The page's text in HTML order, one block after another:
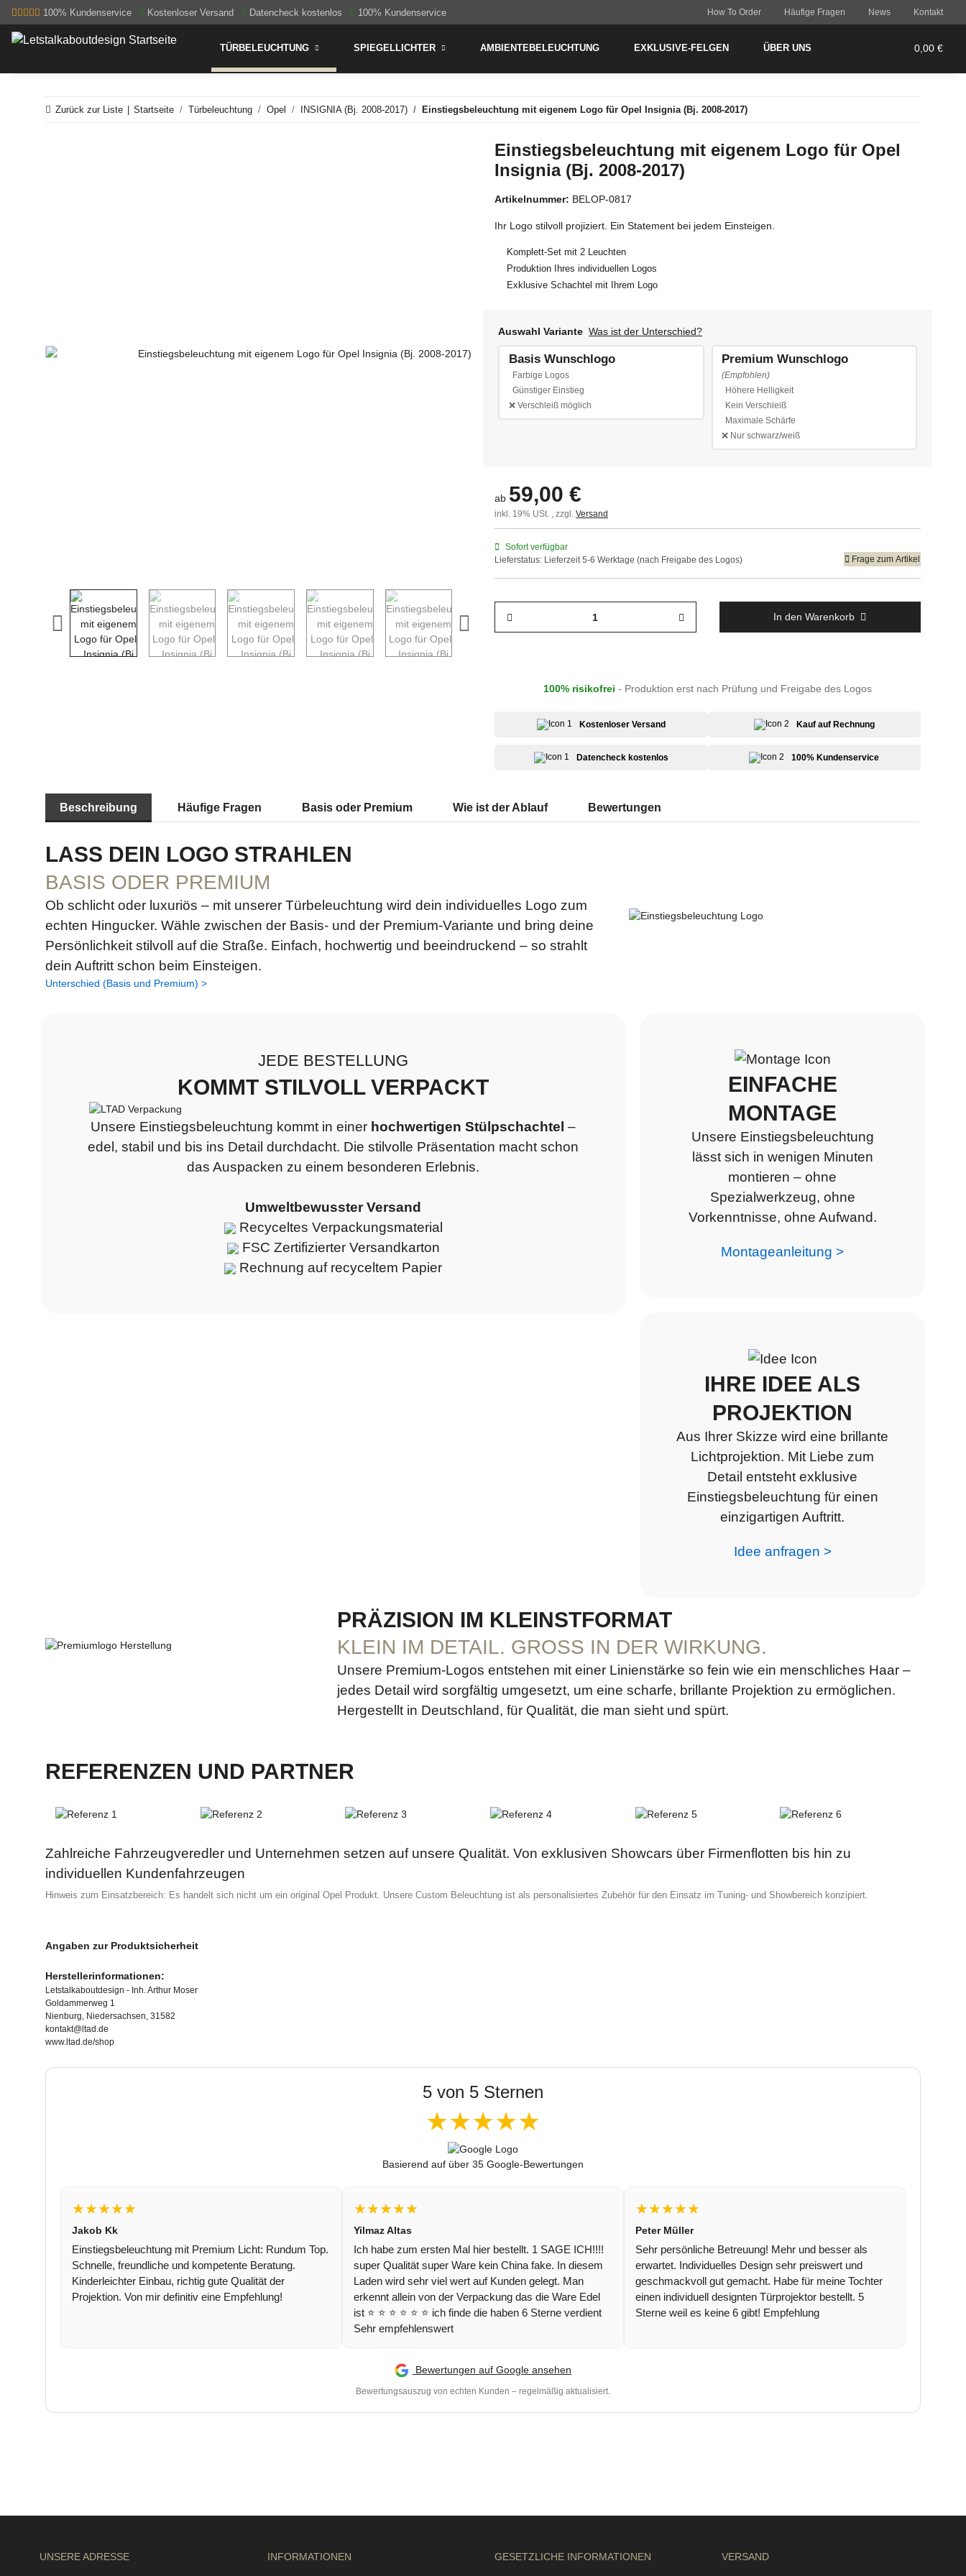
100% Kundenservice Kostenloser Versand Datencheck kostenlos 100% Kundenservice How To Order Häufige Fragen News Kontakt
0,00 €
TÜRBELEUCHTUNG SPIEGELLICHTER AMBIENTEBELEUCHTUNG EXKLUSIVE-FELGEN ÜBER UNS
Zurück zur Liste Startseite Türbeleuchtung Opel INSIGNIA (Bj. 2008-2017) Einstiegsbeleuchtung mit eigenem Logo für Opel Insignia (Bj. 2008-2017)
Einstiegsbeleuchtung mit eigenem Logo für Opel
Insignia (Bj. 2008-2017)
Artikelnummer: BELOP-0817
Ihr Logo stilvoll projiziert. Ein Statement bei jedem Einsteigen.
Komplett-Set mit 2 Leuchten
Produktion Ihres individuellen Logos
Exklusive Schachtel mit Ihrem Logo
Auswahl Variante Was ist der Unterschied?
Basis Wunschlogo
Farbige Logos
Günstiger Einstieg
❌ Verschleiß möglichBasis Wunschlogo
Premium Wunschlogo
(Empfohlen)
Höhere Helligkeit
Kein Verschleiß
Maximale Schärfe
❌ Nur schwarz/weißPremium Wunschlogo
ab 59,00 €
inkl. 19% USt. , zzgl. Versand
Sofort verfügbar
Lieferstatus: Lieferzeit 5-6 Werktage (nach Freigabe des Logos)
Frage zum Artikel
In den Warenkorb
100% risikofrei - Produktion erst nach Prüfung und Freigabe des Logos
Kostenloser Versand Kauf auf Rechnung
Datencheck kostenlos 100% Kundenservice
Beschreibung Häufige Fragen Basis oder Premium Wie ist der Ablauf Bewertungen
LASS DEIN LOGO STRAHLEN
BASIS ODER PREMIUM
Ob schlicht oder luxuriös – mit unserer Türbeleuchtung wird dein individuelles Logo zum
echten Hingucker. Wähle zwischen der Basis- und der Premium-Variante und bring deine
Persönlichkeit stilvoll auf die Straße. Einfach, hochwertig und beeindruckend – so strahlt
dein Auftritt schon beim Einsteigen.
Unterschied (Basis und Premium) >
JEDE BESTELLUNG
KOMMT STILVOLL VERPACKT
Unsere Einstiegsbeleuchtung kommt in einer hochwertigen Stülpschachtel –
edel, stabil und bis ins Detail durchdacht. Die stilvolle Präsentation macht schon
das Auspacken zu einem besonderen Erlebnis.
Umweltbewusster Versand
Recyceltes Verpackungsmaterial
FSC Zertifizierter Versandkarton
Rechnung auf recyceltem Papier
EINFACHE
MONTAGE
Unsere Einstiegsbeleuchtung
lässt sich in wenigen Minuten
montieren – ohne
Spezialwerkzeug, ohne
Vorkenntnisse, ohne Aufwand.
Montageanleitung >
IHRE IDEE ALS
PROJEKTION
Aus Ihrer Skizze wird eine brillante
Lichtprojektion. Mit Liebe zum
Detail entsteht exklusive
Einstiegsbeleuchtung für einen
einzigartigen Auftritt.
Idee anfragen >
PRÄZISION IM KLEINSTFORMAT
KLEIN IM DETAIL. GROSS IN DER WIRKUNG.
Unsere Premium-Logos entstehen mit einer Linienstärke so fein wie ein menschliches Haar –
jedes Detail wird sorgfältig umgesetzt, um eine scharfe, brillante Projektion zu ermöglichen.
Hergestellt in Deutschland, für Qualität, die man sieht und spürt.
REFERENZEN UND PARTNER
Zahlreiche Fahrzeugveredler und Unternehmen setzen auf unsere Qualität. Von exklusiven Showcars über Firmenflotten bis hin zu
individuellen Kundenfahrzeugen
Hinweis zum Einsatzbereich: Es handelt sich nicht um ein original Opel Produkt. Unsere Custom Beleuchtung ist als personalisiertes Zubehör für den Einsatz im Tuning- und Showbereich konzipiert.
Angaben zur Produktsicherheit
Herstellerinformationen:
Letstalkaboutdesign - Inh. Arthur Moser
Goldammerweg 1
Nienburg, Niedersachsen, 31582
kontakt@ltad.de
www.ltad.de/shop
5 von 5 Sternen
★★★★★
Basierend auf über 35 Google-Bewertungen
★★★★★
Jakob Kk
Einstiegsbeleuchtung mit Premium Licht: Rundum Top.
Schnelle, freundliche und kompetente Beratung.
Kinderleichter Einbau, richtig gute Qualität der
Projektion. Von mir definitiv eine Empfehlung!
★★★★★
Yilmaz Altas
Ich habe zum ersten Mal hier bestellt. 1 SAGE ICH!!!!
super Qualität super Ware kein China fake. In diesem
Laden wird sehr viel wert auf Kunden gelegt. Man
erkennt allein von der Verpackung das die Ware Edel
ist ⭐️ ⭐️ ⭐️ ⭐️ ⭐️ ⭐️ ich finde die haben 6 Sterne verdient
Sehr empfehlenswert
★★★★★
Peter Müller
Sehr persönliche Betreuung! Mehr und besser als
erwartet. Individuelles Design sehr preiswert und
geschmackvoll gut gemacht. Habe für meine Tochter
einen individuell designten Türprojektor bestellt. 5
Sterne weil es keine 6 gibt! Empfehlung
Bewertungen auf Google ansehen
Bewertungsauszug von echten Kunden – regelmäßig aktualisiert.
UNSERE ADRESSE INFORMATIONEN GESETZLICHE INFORMATIONEN VERSAND